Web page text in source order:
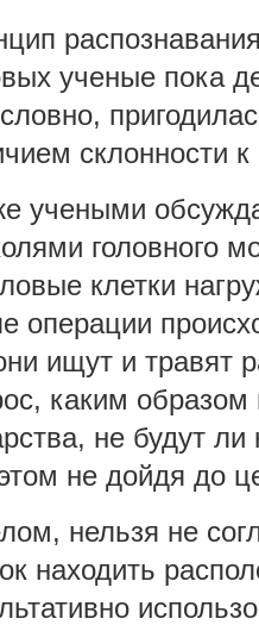
ученые пока
склонности
учеными
головного
клетки
операции
ищут и травят
каким
не будут ли
не дойдя до
нельзя не
находить